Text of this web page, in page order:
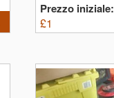
Prezzo iniziale:
£1